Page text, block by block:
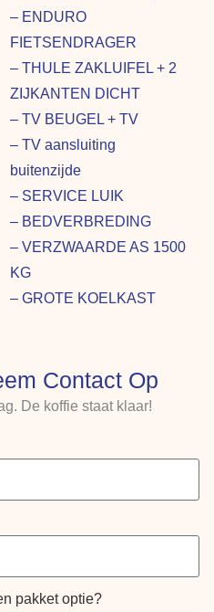
– ENDURO
FIETSENDRAGER
– THULE ZAKLUIFEL + 2
ZIJKANTEN DICHT
– TV BEUGEL + TV
– TV aansluiting
buitenzijde
– SERVICE LUIK
– BEDVERBREDING
– VERZWAARDE AS 1500
KG
– GROTE KOELKAST
Contact Op
De koffie staat klaar!
pakket optie?